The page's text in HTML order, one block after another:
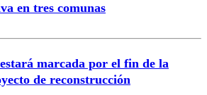
en tres comunas
marcada por el fin de la
de reconstrucción